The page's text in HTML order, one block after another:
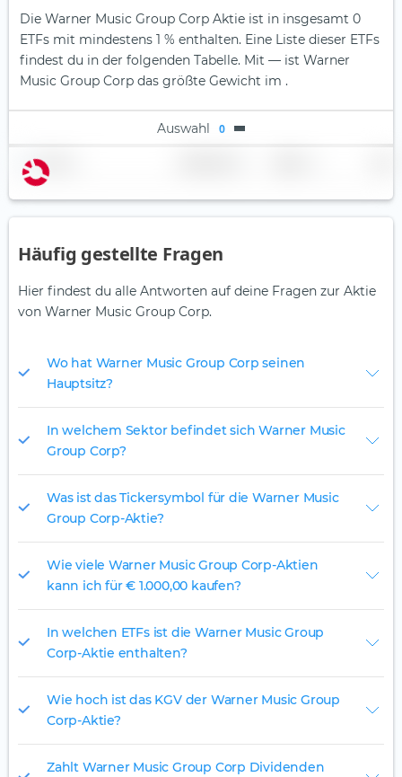
Die Warner Music Group Corp Aktie ist in insgesamt 0
ETFs mit mindestens 1 % enthalten. Eine Liste dieser ETFs
findest du in der folgenden Tabelle. Mit — ist Warner
Music Group Corp das größte Gewicht im .
Auswahl 0
Name
Häufig gestellte Fragen
Hier findest du alle Antworten auf deine Fragen zur Aktie
von Warner Music Group Corp.
Wo hat Warner Music Group Corp seinen
Hauptsitz?
In welchem Sektor befindet sich Warner Music
Group Corp?
Was ist das Tickersymbol für die Warner Music
Group Corp-Aktie?
Wie viele Warner Music Group Corp-Aktien
kann ich für € 1.000,00 kaufen?
In welchen ETFs ist die Warner Music Group
Corp-Aktie enthalten?
Wie hoch ist das KGV der Warner Music Group
Corp-Aktie?
Zahlt Warner Music Group Corp Dividenden